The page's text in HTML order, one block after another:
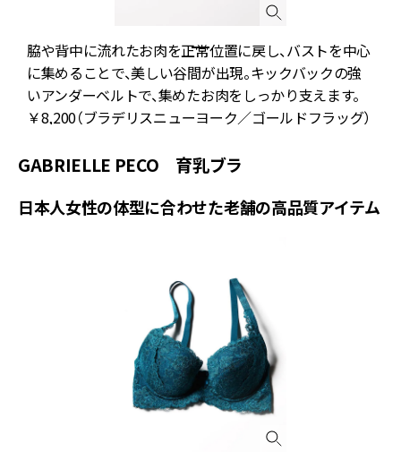
脇や背中に流れたお肉を正常位置に戻し、バストを中心
に集めることで、美しい谷間が出現。キックバックの強
いアンダーベルトで、集めたお肉をしっかり支えます。
￥8,200（ブラデリスニューヨーク／ゴールドフラッグ）
GABRIELLE PECO 育乳ブラ
日本人女性の体型に合わせた老舗の高品質アイテム